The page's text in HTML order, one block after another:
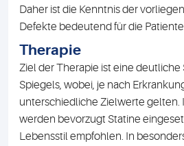
Daher ist die Kenntnis der
Defekte bedeutend für die
Therapie
Ziel der Therapie ist eine deutliche
Spiegels, wobei, je nach
unterschiedliche Zielwerte gelten.
werden bevorzugt Statine
Lebensstil empfohlen. In